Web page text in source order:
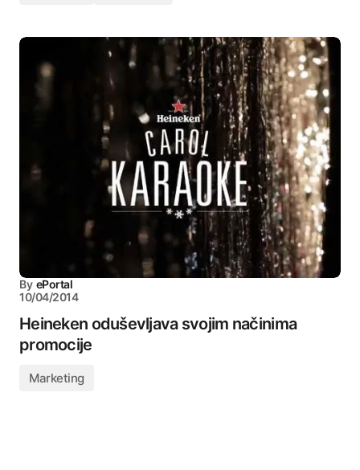
By ePortal
10/04/2014
Heineken oduševljava svojim načinima
promocije
Marketing